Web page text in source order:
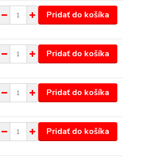
Pridať do košíka
Pridať do košíka
Pridať do košíka
Pridať do košíka